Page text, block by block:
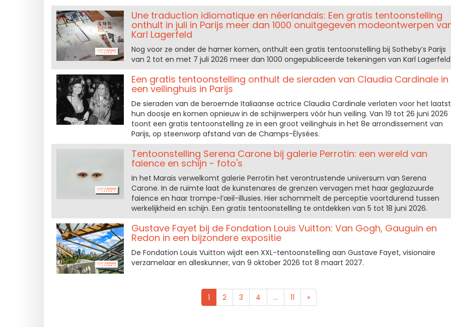
Une traduction idiomatique en néerlandais: Een gratis tentoonstelling
onthult in juli in Parijs meer dan 1000 onuitgegeven modeontwerpen
Karl Lagerfeld
Nog voor ze onder de hamer komen, onthult een gratis tentoonstelling bij Sotheby’s Parijs
van 2 tot en met 7 juli 2026 meer dan 1000 ongepubliceerde tekeningen van Karl
Een gratis tentoonstelling onthult de sieraden van Claudia Cardinale in
een veilinghuis in Parijs
De sieraden van de beroemde Italiaanse actrice Claudia Cardinale verlaten voor het laatst
hun doosje en komen opnieuw in de schijnwerpers vóór hun veiling. Van 19 tot 26 juni 2026
toont een gratis tentoonstelling ze in een groot veilinghuis in het 8e arrondissement van
Parijs, op steenworp afstand van de Champs-Élysées.
Tentoonstelling Serena Carone bij galerie Perrotin: een wereld van
faience en schijn - foto's
In het Marais verwelkomt galerie Perrotin het verontrustende universum van Serena
Carone. In de ruimte laat de kunstenares de grenzen vervagen met haar geglazuurde
faience en haar trompe-l’œil-illusies. Hier schommelt de perceptie voortdurend tussen
werkelijkheid en schijn. Een gratis tentoonstelling te ontdekken van 5 tot 18 juni 2026.
Gustave Fayet bij de Fondation Louis Vuitton: Van Gogh, Gauguin en
Redon in een bijzondere expositie
De Fondation Louis Vuitton wijdt een XXL-tentoonstelling aan Gustave Fayet, visionaire
verzamelaar en alleskunner, van 9 oktober 2026 tot 8 maart 2027.
1 2 3 4 ... 11 »